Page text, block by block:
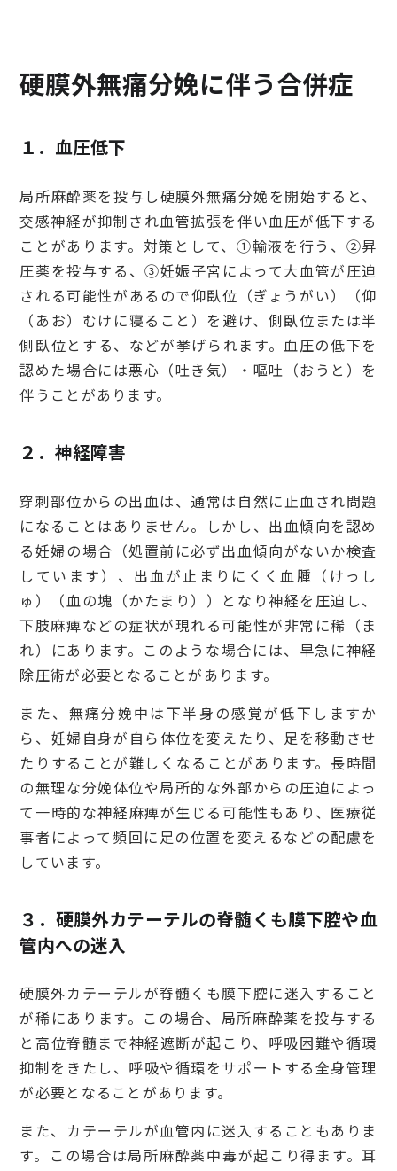
硬膜外無痛分娩に伴う合併症
１．血圧低下
局所麻酔薬を投与し硬膜外無痛分娩を開始すると、
交感神経が抑制され血管拡張を伴い血圧が低下する
ことがあります。対策として、①輸液を行う、②昇
圧薬を投与する、③妊娠子宮によって大血管が圧迫
される可能性があるので仰臥位（ぎょうがい）（仰
（あお）むけに寝ること）を避け、側臥位または半
側臥位とする、などが挙げられます。血圧の低下を
認めた場合には悪心（吐き気）・嘔吐（おうと）を
伴うことがあります。
２．神経障害
穿刺部位からの出血は、通常は自然に止血され問題
になることはありません。しかし、出血傾向を認め
る妊婦の場合（処置前に必ず出血傾向がないか検査
しています）、出血が止まりにくく血腫（けっし
ゅ）（血の塊（かたまり））となり神経を圧迫し、
下肢麻痺などの症状が現れる可能性が非常に稀（ま
れ）にあります。このような場合には、早急に神経
除圧術が必要となることがあります。
また、無痛分娩中は下半身の感覚が低下しますか
ら、妊婦自身が自ら体位を変えたり、足を移動させ
たりすることが難しくなることがあります。長時間
の無理な分娩体位や局所的な外部からの圧迫によっ
て一時的な神経麻痺が生じる可能性もあり、医療従
事者によって頻回に足の位置を変えるなどの配慮を
しています。
３．硬膜外カテーテルの脊髄くも膜下腔や血
管内への迷入
硬膜外カテーテルが脊髄くも膜下腔に迷入すること
が稀にあります。この場合、局所麻酔薬を投与する
と高位脊髄まで神経遮断が起こり、呼吸困難や循環
抑制をきたし、呼吸や循環をサポートする全身管理
が必要となることがあります。
また、カテーテルが血管内に迷入することもありま
す。この場合は局所麻酔薬中毒が起こり得ます。耳